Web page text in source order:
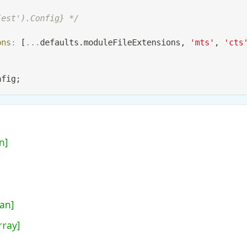
*/
: [ ... defaults .moduleFileExtensions , 'mts' , 'cts'
;